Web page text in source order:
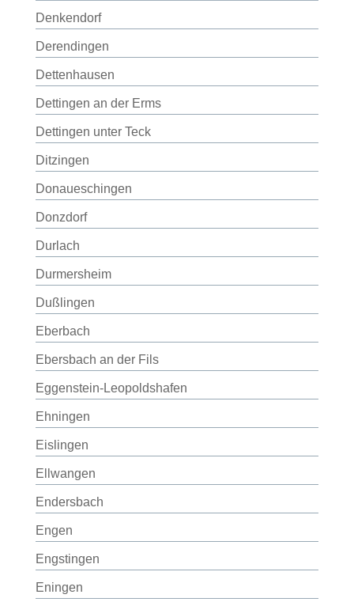
Denkendorf
Derendingen
Dettenhausen
Dettingen an der Erms
Dettingen unter Teck
Ditzingen
Donaueschingen
Donzdorf
Durlach
Durmersheim
Dußlingen
Eberbach
Ebersbach an der Fils
Eggenstein-Leopoldshafen
Ehningen
Eislingen
Ellwangen
Endersbach
Engen
Engstingen
Eningen